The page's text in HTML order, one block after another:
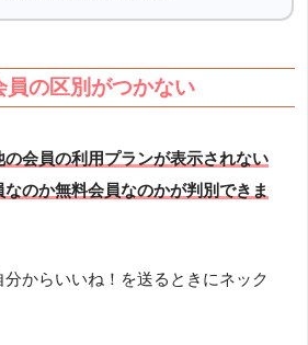
員の区別がつかない
会員の利用プランが表示されない
のか無料会員なのかが判別できま
からいいね！を送るときにネック